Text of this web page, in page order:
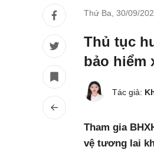
Thứ Ba, 30/09/
Thủ tục
bảo hiểm
Tác giả:
Tham gia
vệ tương lai